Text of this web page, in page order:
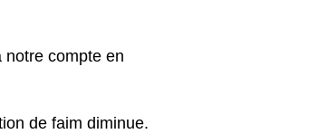
notre compte en
de faim diminue.